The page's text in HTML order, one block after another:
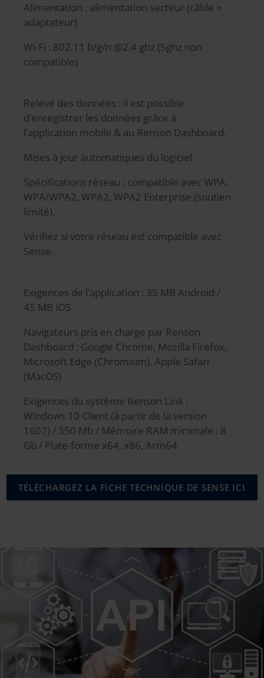
Alimentation : alimentation secteur (câble +
adaptateur)
Wi-Fi : 802.11 b/g/n @2.4 ghz (5ghz non
compatible)
Relevé des données : il est possible
d’enregistrer les données grâce à
l’application mobile & au Renson Dashboard.
Mises à jour automatiques du logiciel
Spécifications réseau : compatible avec WPA,
WPA/WPA2, WPA2, WPA2 Enterprise (soutien
limité).
Vérifiez si votre réseau est compatible avec
Sense.
Exigences de l’application : 35 MB Android /
45 MB iOS
Navigateurs pris en charge par Renson
Dashboard : Google Chrome, Mozilla Firefox,
Microsoft Edge (Chromium), Apple Safari
(MacOS)
Exigences du système Renson Link :
Windows 10 Client (à partir de la version
1607) / 350 Mb / Mémoire RAM minimale : 8
Gb / Plate-forme x64, x86, Arm64
TÉLÉCHARGEZ LA FICHE TECHNIQUE DE SENSE ICI